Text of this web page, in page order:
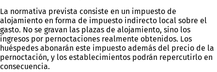
La normativa prevista consiste en un impuesto de
alojamiento en forma de impuesto indirecto local sobre el
gasto. No se gravan las plazas de alojamiento, sino los
ingresos por pernoctaciones realmente obtenidos. Los
huéspedes abonarán este impuesto además del precio de la
pernoctación, y los establecimientos podrán repercutirlo en
consecuencia.